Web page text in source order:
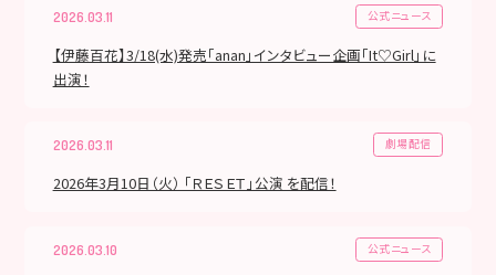
2026.03.11 公式ニュース
【伊藤百花】3/18(水)発売「anan」インタビュー企画「It♡Girl」に
出演！
2026.03.11 劇場配信
2026年3月10日（火） 「ＲＥＳＥＴ」公演 を配信！
2026.03.10 公式ニュース